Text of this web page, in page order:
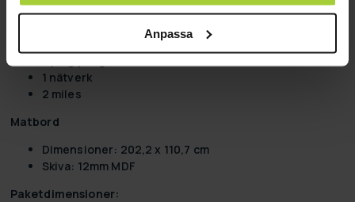
Anpassa
Spelfältdimensioner: 202,2 x 110,7 cm
Yt: 12mm 12mm: 12mm. MDF
1 nätverk
2 miles
Matbord
Dimensioner: 202,2 x 110,7 cm
Skiva: 12mm MDF
Paketdimensioner: